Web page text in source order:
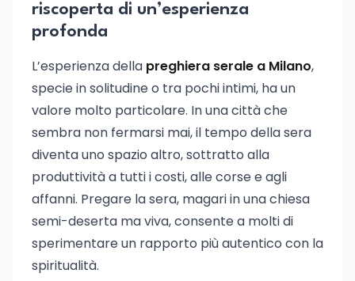
riscoperta di un’esperienza
profonda
L’esperienza della preghiera serale a Milano,
specie in solitudine o tra pochi intimi, ha un
valore molto particolare. In una città che
sembra non fermarsi mai, il tempo della sera
diventa uno spazio altro, sottratto alla
produttività a tutti i costi, alle corse e agli
affanni. Pregare la sera, magari in una chiesa
semi-deserta ma viva, consente a molti di
sperimentare un rapporto più autentico con la
spiritualità.